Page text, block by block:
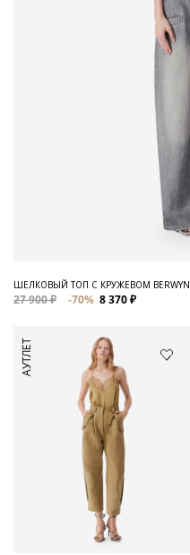
ШЕЛКОВЫЙ ТОП С КРУЖЕВОМ BERWYN
27 900 ₽ -70% 8 370 ₽
АУТЛЕТ